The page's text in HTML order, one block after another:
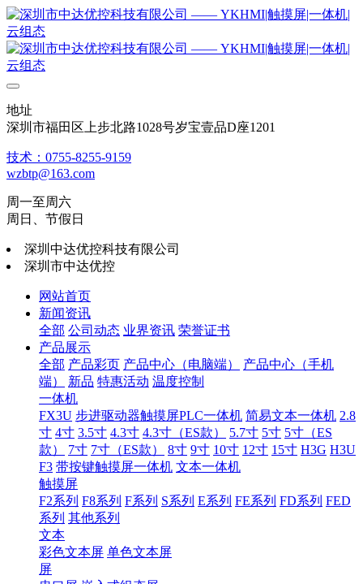
地址
深圳市福田区上步北路1028号岁宝壹品D座1201
技术：0755-8255-9159
wzbtp@163.com
周一至周六
周日、节假日
深圳中达优控科技有限公司
深圳市中达优控
网站首页
新闻资讯
全部 公司动态 业界资讯 荣誉证书
产品展示
全部 产品彩页 产品中心（电脑端）
产品中心（手机
端）
新品 特惠活动 温度控制
一体机
FX3U 步进驱动器触摸屏PLC一体机 简易文本一体机 2.8
寸 4寸 3.5寸 4.3寸 4.3寸（ES款） 5.7寸 5寸 5寸（ES
款）
7寸 7寸（ES款） 8寸 9寸 10寸 12寸 15寸 H3G H3U
F3 带按键触摸屏一体机 文本一体机
触摸屏
F2系列 F8系列 F系列 S系列 E系列 FE系列 FD系列 FED
系列 其他系列
文本
彩色文本屏 单色文本屏
屏